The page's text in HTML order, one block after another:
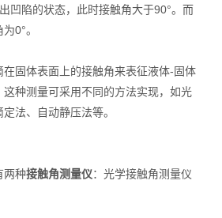
粒度仪
）
凹陷的状态，此时接触角大于90°。而
0°。
固体表面上的接触角来表征液体-固体
种测量可采用不同的方法实现，如光
法、自动静压法等。
种接触角测量仪：光学接触角测量仪